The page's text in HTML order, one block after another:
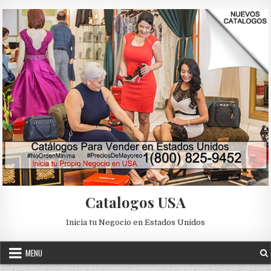
Catalogos USA
Inicia tu Negocio en Estados Unidos
MENU
Posted in